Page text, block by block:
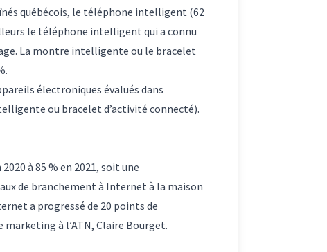
québécois, le téléphone intelligent (62
le téléphone intelligent qui a connu
La montre intelligente ou le bracelet
électroniques évalués dans
ou bracelet d’activité connecté).
à 85 % en 2021, soit une
de branchement à Internet à la maison
a progressé de 20 points de
marketing à l’ATN, Claire Bourget.